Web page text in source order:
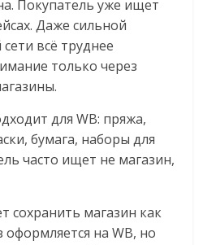
Покупатель уже ищет
Даже сильной
всё труднее
только через
для WB: пряжа,
бумага, наборы для
часто ищет не магазин,
сохранить магазин как
оформляется на WB, но